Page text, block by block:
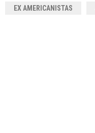
EX AMERICANISTAS